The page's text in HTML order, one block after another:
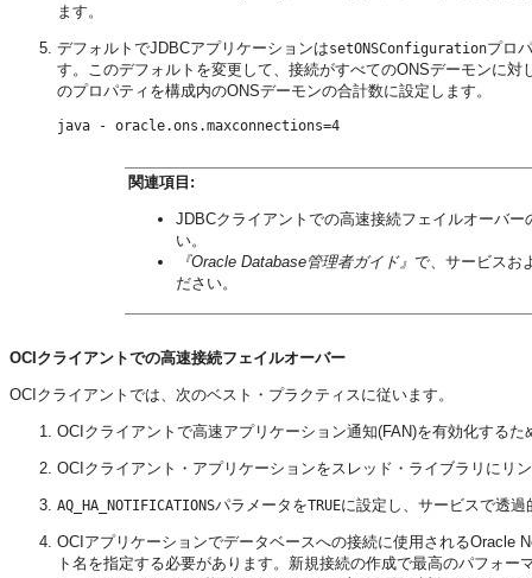
ます。
デフォルトでJDBCアプリケーションはsetONSConfigurationプロ
す。このデフォルトを変更して、接続がすべてのONSデーモンに
のプロパティを構成内のONSデーモンの合計数に設定します。
java - oracle.ons.maxconnections=4
関連項目:
JDBCクライアントでの高速接続フェイルオーバー
い。
『Oracle Database管理者ガイド』 で、サービスお
ださい。
OCIクライアントでの高速接続フェイルオーバー
OCIクライアントでは、次のベスト・プラクティスに従います。
OCIクライアントで高速アプリケーション通知(FAN)を有効化するた
OCIクライアント・アプリケーションをスレッド・ライブラリにリ
AQ_HA_NOTIFICATIONSパラメータをTRUEに設定し、サービスで透
OCIアプリケーションでデータベースへの接続に使用されるOracle
ト名を指定する必要があります。新規接続の作成で最高のパフォー